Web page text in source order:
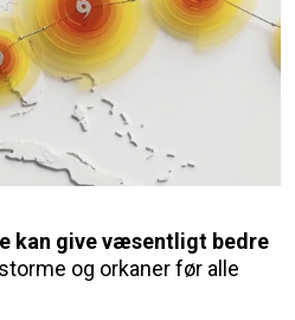
kan give væsentligt bedre
og orkaner før alle